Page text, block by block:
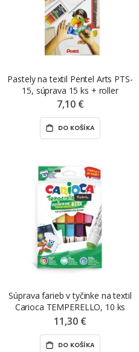
Pastely na textil Pentel Arts PTS-
15, súprava 15 ks + roller
7,10 €
DO KOŠÍKA
Súprava farieb v tyčinke na textil
Carioca TEMPERELLO, 10 ks
11,30 €
DO KOŠÍKA